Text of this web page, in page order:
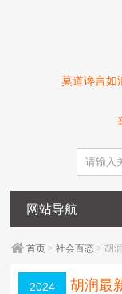
莫道谗言如
网站导航
首页 >社会百态 > 胡
2024
胡润最